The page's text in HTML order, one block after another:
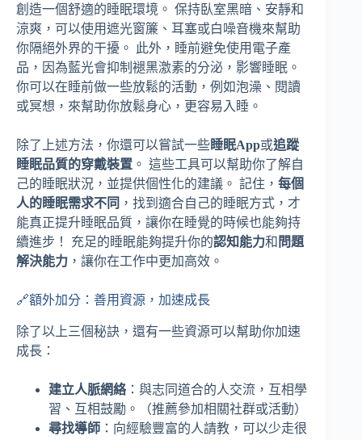
創造一個舒適的睡眠環境。 保持臥室黑暗、安靜和
涼爽，可以使用遮光窗簾、耳塞或白噪音機來幫助
你隔絕外界的干擾。 此外，睡前避免使用電子產
品，因為藍光會抑制褪黑激素的分泌，影響睡眠。
你可以在睡前做一些放鬆的活動，例如泡澡、閱讀
或冥想，來幫助你放鬆身心，更容易入睡。
除了上述方法，你還可以嘗試一些睡眠App或追蹤
睡眠品質的穿戴裝置 。 這些工具可以幫助你了解自
己的睡眠狀況，並提供個性化的建議。 記住， 每個
人的睡眠需求不同 ，找到適合自己的睡眠方式，才
能真正提升睡眠品質，讓你在睡覺的時候也能夠持
續進步！ 充足的睡眠能夠提升你的認知能力和 問題
解決能力 ，讓你在工作中更加高效。
🔗額外加分：善用資源，加速成長
除了以上三個秘訣，還有一些資源可以幫助你加速
成長：
建立人脈網絡：與志同道合的人交流，互相學
習、互相鼓勵。（推薦參加相關社群或活動）
尋找導師 ：向經驗豐富的人請教，可以少走很